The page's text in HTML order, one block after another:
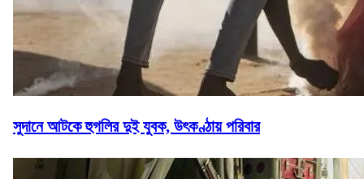
সুদানে আটকে হুগলির দুই যুবক, উৎকণ্ঠায় পরিবার